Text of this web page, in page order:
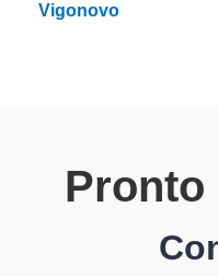
Vigonovo
Pronto